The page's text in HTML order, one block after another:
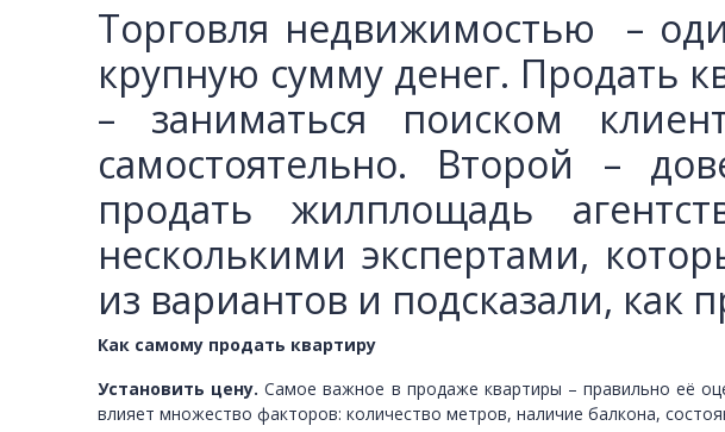
Торговля недвижимостью –
крупную сумму денег. Продать
– заниматься поиском
самостоятельно. Второй –
продать жилплощадь
несколькими экспертами,
из вариантов и подсказали, как
Как самому продать квартиру
Установить цену. Самое важное в продаже квартиры – правильно её
влияет множество факторов: количество метров, наличие балкона,